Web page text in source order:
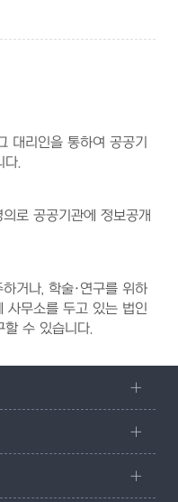
대리인을 통하여 공공기
다.
로 공공기관에 정보공개
거나, 학술·연구를 위하
사무소를 두고 있는 법인
할 수 있습니다.